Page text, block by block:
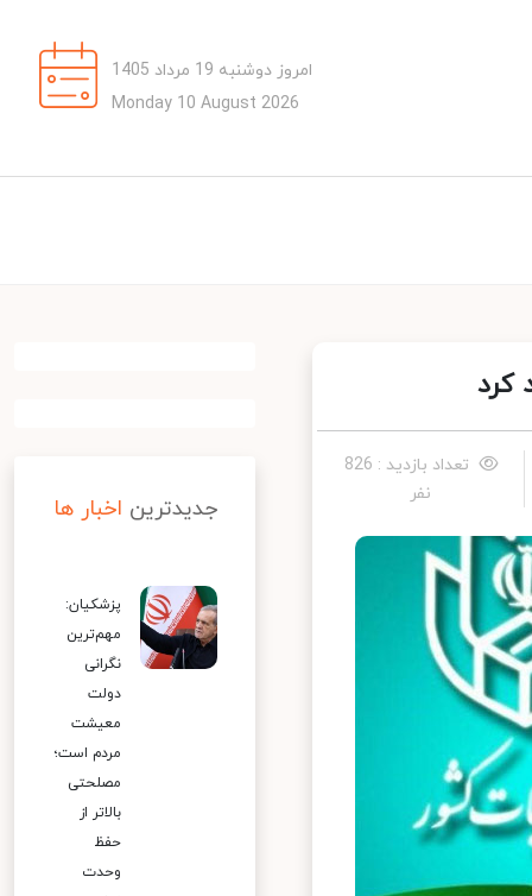
امروز دوشنبه 19 مرداد 1405
Monday 10 August 2026
تعداد بازدید : 826
نفر
جدیدترین اخبار ها
پزشکیان:
مهم‌ترین
نگرانی
دولت
معیشت
مردم است؛
مصلحتی
بالاتر از
حفظ
وحدت